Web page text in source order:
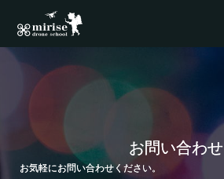
お問い合わせ
お気軽にお問い合わせください。